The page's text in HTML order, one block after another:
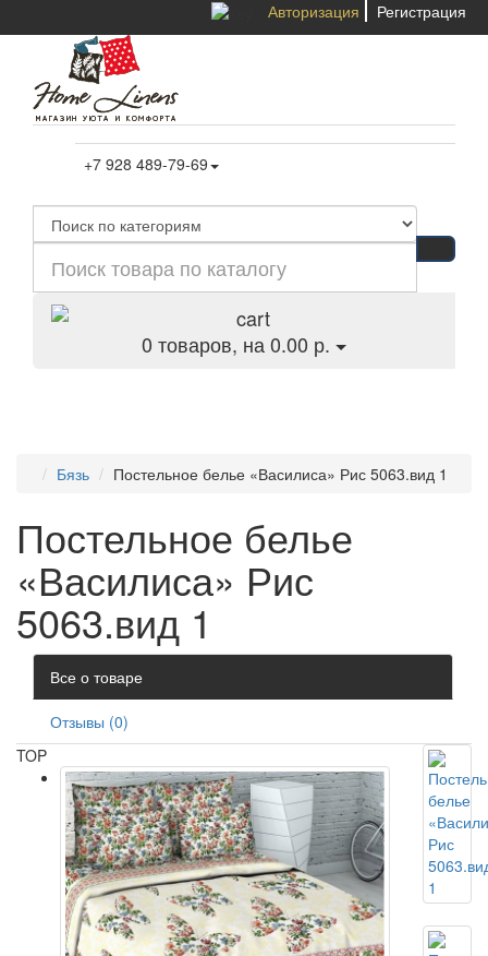
Авторизация Регистрация
+7 928 489-79-69
0 товаров, на 0.00 р.
Бязь Постельное белье «Василиса» Рис 5063.вид 1
Постельное белье
«Василиса» Рис
5063.вид 1
Все о товаре
Отзывы (0)
TOP